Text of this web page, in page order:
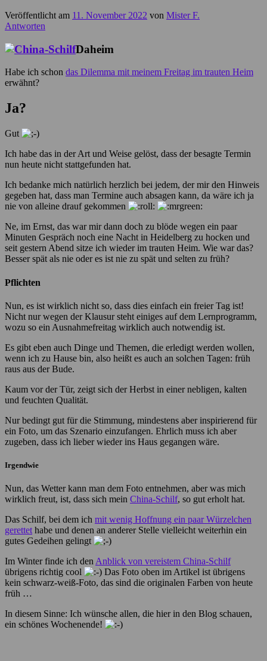
Veröffentlicht am 11. November 2022 von Mister F.
Antworten
Daheim
Habe ich schon das Dilemma mit meinem Freitag im trauten Heim
erwähnt?
Ja?
Gut
Ich habe das in der Art und Weise gelöst, dass der besagte Termin
nun heute nicht stattgefunden hat.
Ich bedanke mich natürlich herzlich bei jedem, der mir den Hinweis
gegeben hat, dass man Termine auch absagen kann, da wäre ich ja
nie von alleine drauf gekommen
Ne, im Ernst, das war mir dann doch zu blöde wegen ein paar
Minuten Gespräch noch eine Nacht in Heidelberg zu hocken und
seit gestern Abend sitze ich wieder im trauten Heim. Wie war das?
Besser spät als nie oder es ist nie zu spät und selten zu früh?
Pflichten
Nun, es ist wirklich nicht so, dass dies einfach ein freier Tag ist!
Nicht nur wegen der Klausur steht einiges auf dem Lernprogramm,
wozu so ein Ausnahmefreitag wirklich auch notwendig ist.
Es gibt eben auch Dinge und Themen, die erledigt werden wollen,
wenn ich zu Hause bin, also heißt es auch an solchen Tagen: früh
raus aus der Bude.
Kaum vor der Tür, zeigt sich der Herbst in einer nebligen, kalten
und feuchten Qualität.
Nur bedingt gut für die Stimmung, mindestens aber inspirierend für
ein Foto, um das Szenario einzufangen. Ehrlich muss ich aber
zugeben, dass ich lieber wieder ins Haus gegangen wäre.
Irgendwie
Nun, das Wetter kann man dem Foto entnehmen, aber was mich
wirklich freut, ist, dass sich mein China-Schilf, so gut erholt hat.
Das Schilf, bei dem ich mit wenig Hoffnung ein paar Würzelchen
gerettet habe und denen an anderer Stelle vielleicht weiterhin ein
gutes Gedeihen gelingt
Im Winter finde ich den Anblick von vereistem China-Schilf
übrigens richtig cool
Das Foto oben im Artikel ist übrigens
kein schwarz-weiß-Foto, das sind die originalen Farben von heute
früh …
In diesem Sinne: Ich wünsche allen, die hier in den Blog schauen,
ein schönes Wochenende!